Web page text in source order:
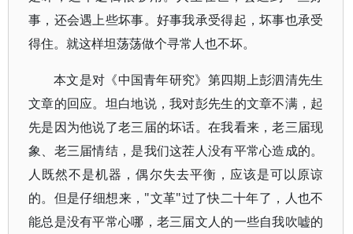
事，还会遇上些坏事。好事我承受得起，坏事也承受
得住。就这样坦荡荡做个寻常人也不坏。
本文是对《中国青年研究》第四期上彭泗清先生
文章的回应。坦白地说，我对彭先生的文章不满，起
先是因为他说了老三届的坏话。在我看来，老三届现
象、老三届情结，是我们这茬人没有平常心造成的。
人既然不是机器，偶尔失去平衡，应该是可以原谅
的。但是仔细想来，"文革"过了快二十年了，人也不
能总是没有平常心哪，老三届文人的一些自我吹嘘的